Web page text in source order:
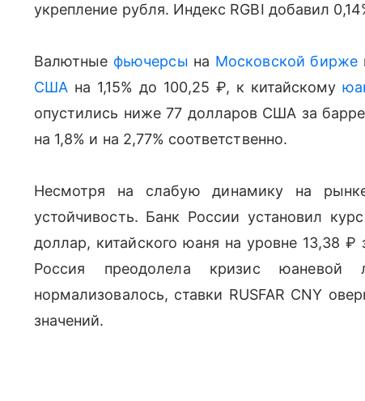
укрепление рубля. Индекс RGBI добавил
Валютные фьючерсы на Московской бирже
США на 1,15% до 100,25 ₽, к китайскому
опустились ниже 77 долларов США за
на 1,8% и на 2,77% соответственно.
Несмотря на слабую динамику на
устойчивость. Банк России установил
доллар, китайского юаня на уровне 13,38
Россия преодолела кризис юаневой
нормализовалось, ставки RUSFAR CNY
значений.